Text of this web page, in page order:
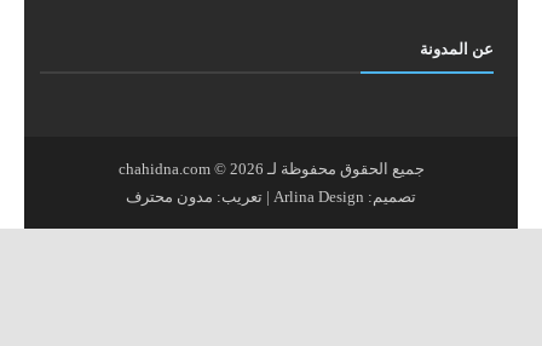
عن المدونة
جميع الحقوق محفوظة لـ chahidna.com© 2026
تصميم: Arlina Design | تعريب: مدون محترف